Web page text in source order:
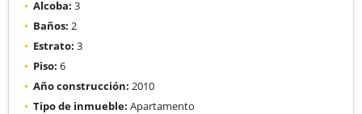
Alcoba: 3
Baños: 2
Estrato: 3
Piso: 6
Año construcción: 2010
Tipo de inmueble: Apartamento